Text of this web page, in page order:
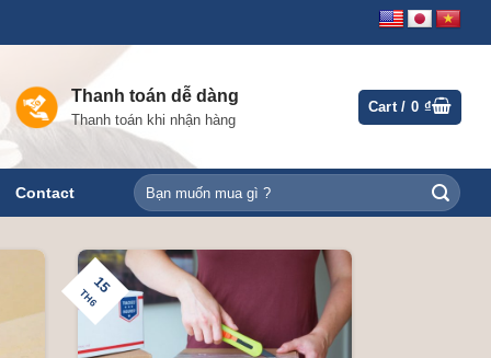
Thanh toán dễ dàng
Thanh toán khi nhận hàng
Cart /0₫
Contact
Search
for:
15
TH6